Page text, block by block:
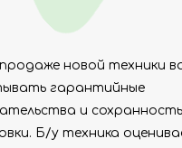
новой техники
гарантийные
и сохранность
Б/у техника